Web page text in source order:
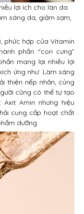
lợi ích cho làn da
sáng da, giảm sạm,
phức hợp của Vitamin
phần “con cưng”
mang lại nhiều lợi
ứng như: Làm sáng
thiện nếp nhăn, củng
cũng có thể tự tạo
Amin nhưng hiệu
cung cấp hoạt chất
dưỡng.